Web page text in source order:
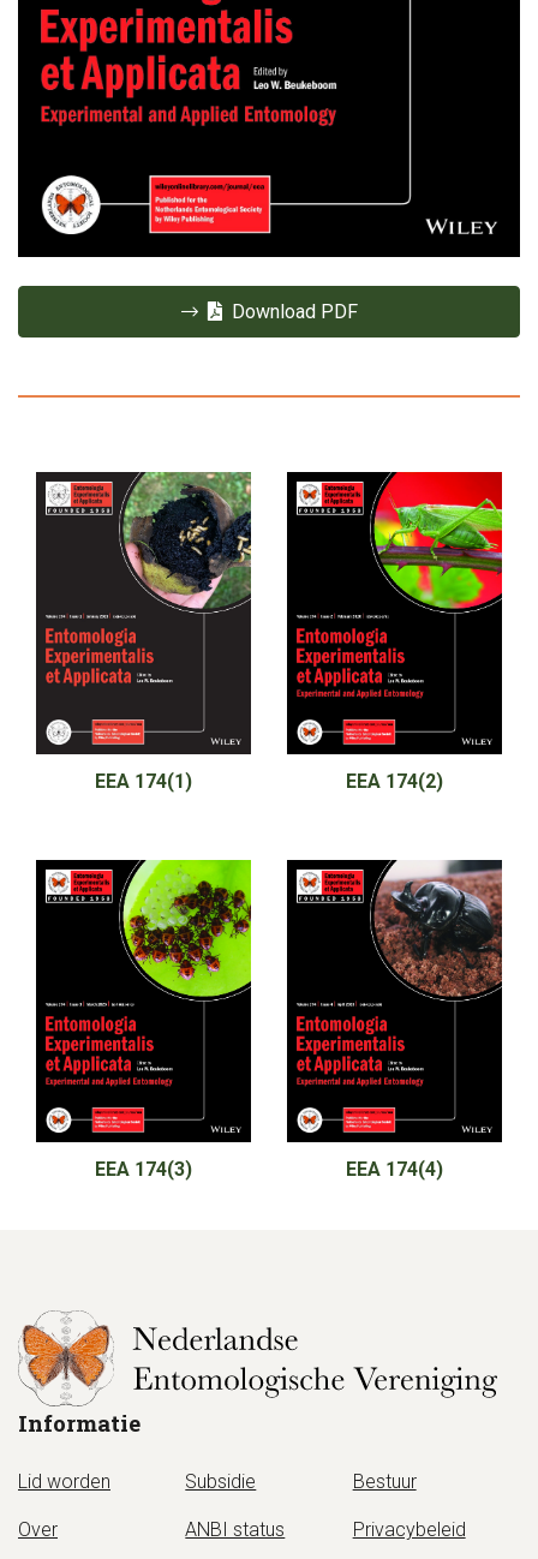
Download PDF
EEA 174(1) EEA 174(2)
EEA 174(3) EEA 174(4)
Informatie
Lid worden Subsidie Bestuur
Over ANBI status Privacybeleid